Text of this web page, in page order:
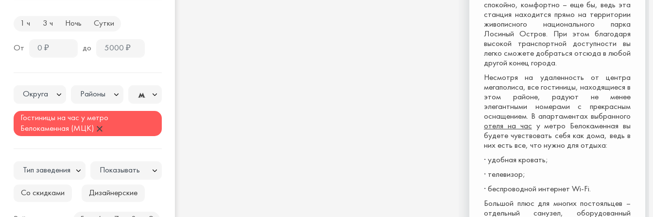
1 ч 3 ч Ночь Сутки
От до
Округа Районы
Гостиницы на час у метро
Белокаменная (МЦК)
Тип заведения Показывать
Со скидками Дизайнерские
спокойно, комфортно – еще бы, ведь эта
станция находится прямо на территории
живописного национального парка
Лосиный Остров. При этом благодаря
высокой транспортной доступности вы
легко сможете добраться отсюда в любой
другой конец города.
Несмотря на удаленность от центра
мегаполиса, все гостиницы, находящиеся в
этом районе, радуют не менее
элегантными номерами с прекрасным
оснащением. В апартаментах выбранного
отеля на час у метро Белокаменная вы
будете чувствовать себя как дома, ведь в
них есть все, что нужно для отдыха:
· удобная кровать;
· телевизор;
· беспроводной интернет Wi-Fi.
Большой плюс для многих постояльцев –
отдельный санузел, оборудованный